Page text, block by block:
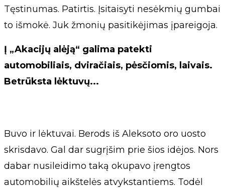
Tęstinumas. Patirtis. Įsitaisyti nesėkmių gumbai
to išmokė. Juk žmonių pasitikėjimas įpareigoja.
Į „Akacijų alėją“ galima patekti
automobiliais, dviračiais, pėsčiomis, laivais.
Betrūksta lėktuvų...
Buvo ir lėktuvai. Berods iš Aleksoto oro uosto
skrisdavo. Gal dar sugrįšim prie šios idėjos. Nors
dabar nusileidimo taką okupavo įrengtos
automobilių aikštelės atvykstantiems. Todėl